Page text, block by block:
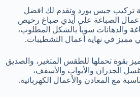
تركيب جبس بورد وتقدم لك افضل
الصباغة على أيدي صباغ رخيص
والدهانات سوياً بالشكل المطلوب،
في نهاية أعمال التشطيبات.
بقوة تحملها للطقس المتغير، والصديق
الجدران والأبواب والأسقف،
مع المعادن والأعمال الكهربائية.